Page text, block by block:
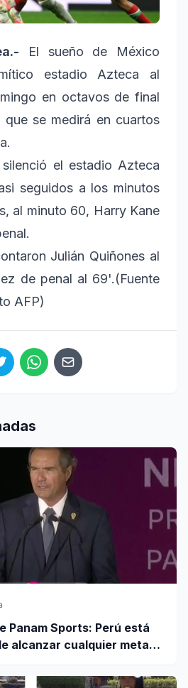
El sueño de México
estadio Azteca al
en octavos de final
que se medirá en cuartos
el estadio Azteca
seguidos a los minutos
al minuto 60, Harry Kane
Julián Quiñones al
de penal al 69'.(Fuente
AFP)
Panam Sports: Perú está
alcanzar cualquier meta